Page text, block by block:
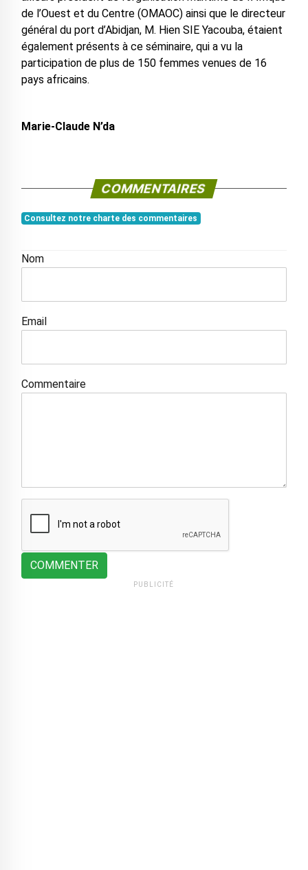
de l’Ouest et du Centre (OMAOC) ainsi que le directeur
général du port d’Abidjan, M. Hien SIE Yacouba, étaient
également présents à ce séminaire, qui a vu la
participation de plus de 150 femmes venues de 16
pays africains.
Marie-Claude N’da
COMMENTAIRES
Consultez notre charte des commentaires
Nom
Email
Commentaire
COMMENTER
PUBLICITÉ